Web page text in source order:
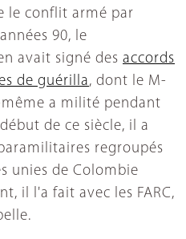
le conflit armé par
90, le
avait signé des accords
de guérilla, dont le M-
a milité pendant
de ce siècle, il a
regroupés
unies de Colombie
il l'a fait avec les FARC,